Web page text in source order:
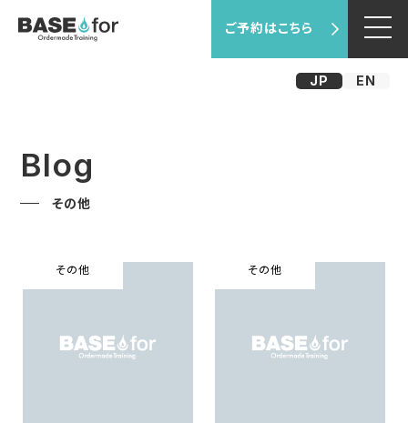
ご予約はこちら
JP EN
Blog
その他
その他 その他